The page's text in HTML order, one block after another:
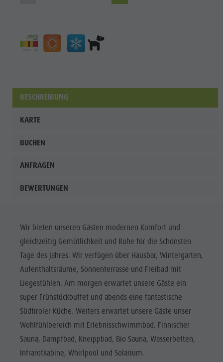
BESCHREIBUNG
KARTE
BUCHEN
ANFRAGEN
BEWERTUNGEN
Wir bieten unseren Gästen modernen Komfort und
gleichzeitig Gemütlichkeit und Ruhe für die Schönsten
Tage des Jahres. Wir verfügen über Hausbar, Wintergarten,
Aufenthaltsräume, Sonnenterrasse und Freibad mit
Liegestühlen. Am morgen erwartet unsere Gäste ein
super Frühstückbuffet und abends eine fantastische
Südtiroler Küche. Weiters erwartet unsere Gäste unser
Wohlfühlbereich mit Erlebnisschwimmbad, Finnischer
Sauna, Dampfbad, Kneippbad, Bio Sauna, Wasserbetten,
Infrarotkabine, Whirlpool und Solarium.